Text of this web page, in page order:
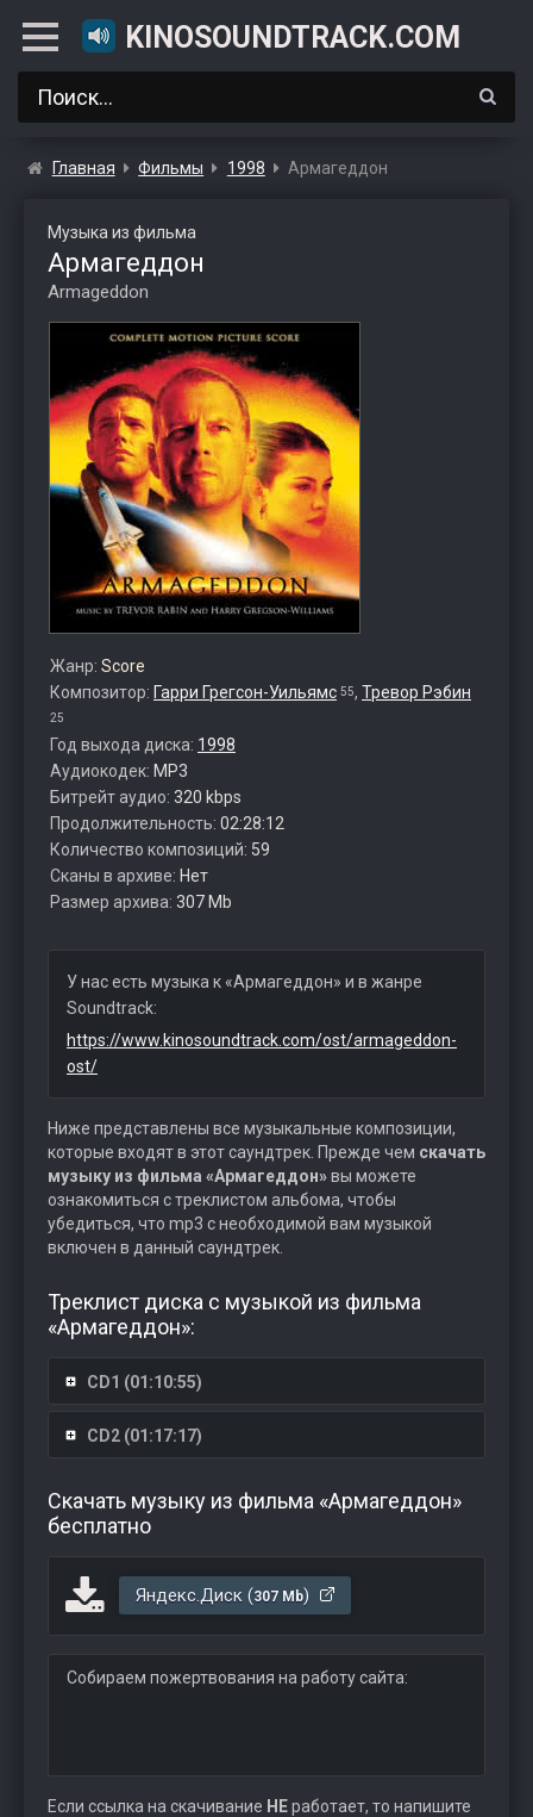
KINOSOUNDTRACK.COM
Главная Фильмы 1998 Армагеддон
Музыка из фильма
Армагеддон
Armageddon
Жанр: Score
Композитор: Гарри Грегсон-Уильямс 55, Тревор Рэбин
25
Год выхода диска: 1998
Аудиокодек: MP3
Битрейт аудио: 320 kbps
Продолжительность: 02:28:12
Количество композиций: 59
Сканы в архиве: Нет
Размер архива: 307 Mb
У нас есть музыка к «Армагеддон» и в жанре
Soundtrack:
https://www.kinosoundtrack.com/ost/armageddon-
ost/
Ниже представлены все музыкальные композиции,
которые входят в этот саундтрек. Прежде чем скачать
музыку из фильма «Армагеддон»вы можете
ознакомиться с треклистом альбома, чтобы
убедиться, что mp3 с необходимой вам музыкой
включен в данный саундтрек.
Треклист диска с музыкой из фильма
«Армагеддон»:
CD1 (01:10:55)
CD2 (01:17:17)
Скачать музыку из фильма «Армагеддон»
бесплатно
Яндекс.Диск (307 Mb)
Собираем пожертвования на работу сайта:
Если ссылка на скачивание НЕработает, то напишите